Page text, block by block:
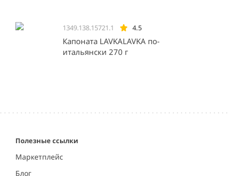
1349.138.15721.1 4.5
Капоната LAVKALAVKA по-
итальянски 270 г
Полезные ссылки
Маркетплейс
Блог